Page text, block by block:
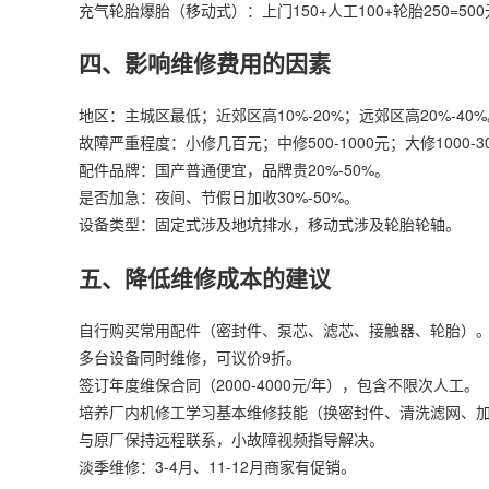
充气轮胎爆胎（移动式）：上门150+人工100+轮胎250=500
四、影响维修费用的因素
地区：主城区最低；近郊区高10%-20%；远郊区高20%-40%
故障严重程度：小修几百元；中修500-1000元；大修1000-
配件品牌：国产普通便宜，品牌贵20%-50%。
是否加急：夜间、节假日加收30%-50%。
设备类型：固定式涉及地坑排水，移动式涉及轮胎轮轴。
五、降低维修成本的建议
自行购买常用配件（密封件、泵芯、滤芯、接触器、轮胎）。
多台设备同时维修，可议价9折。
签订年度维保合同（2000-4000元/年），包含不限次人工。
培养厂内机修工学习基本维修技能（换密封件、清洗滤网、
与原厂保持远程联系，小故障视频指导解决。
淡季维修：3-4月、11-12月商家有促销。